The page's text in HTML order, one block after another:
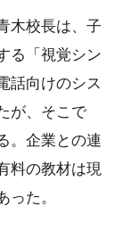
木校長は、子
る「視覚シン
話向けのシス
が、そこで
。企業との連
料の教材は現
た。